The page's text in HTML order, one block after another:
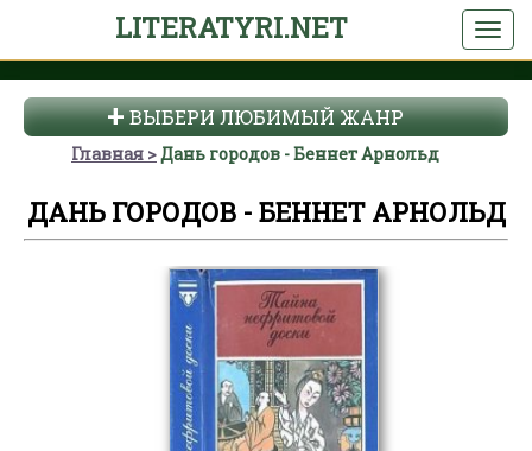
LITERATYRI.NET
ВЫБЕРИ ЛЮБИМЫЙ ЖАНР
Главная Дань городов - Беннет Арнольд
ДАНЬ ГОРОДОВ - БЕННЕТ АРНОЛЬД